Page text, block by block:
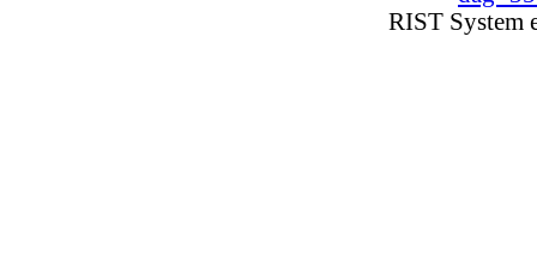
RIST System